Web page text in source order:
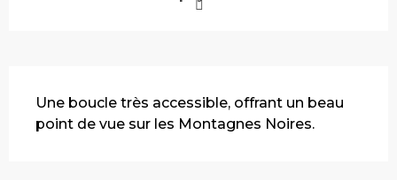
Une boucle très accessible, offrant un beau
point de vue sur les Montagnes Noires.